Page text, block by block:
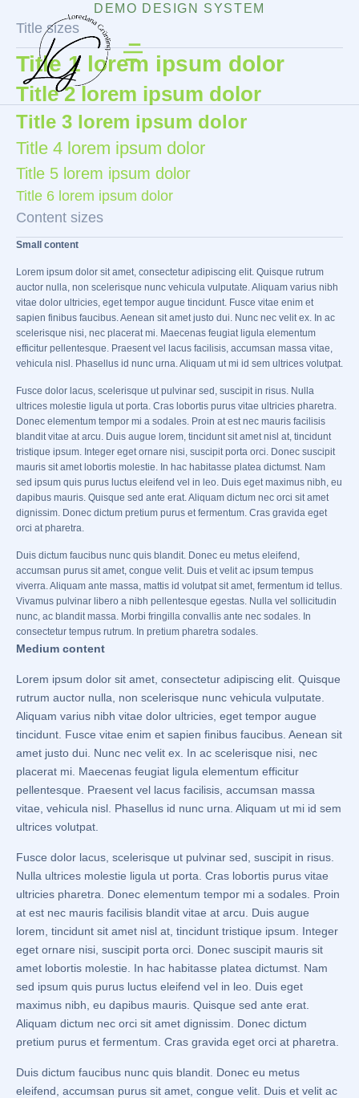
DEMO DESIGN SYSTEM
Title sizes
Title 1 lorem ipsum dolor
Title 2 lorem ipsum dolor
Title 3 lorem ipsum dolor
Title 4 lorem ipsum dolor
Title 5 lorem ipsum dolor
Title 6 lorem ipsum dolor
Content sizes
Small content
Lorem ipsum dolor sit amet, consectetur adipiscing elit. Quisque rutrum
auctor nulla, non scelerisque nunc vehicula vulputate. Aliquam varius nibh
vitae dolor ultricies, eget tempor augue tincidunt. Fusce vitae enim et
sapien finibus faucibus. Aenean sit amet justo dui. Nunc nec velit ex. In ac
scelerisque nisi, nec placerat mi. Maecenas feugiat ligula elementum
efficitur pellentesque. Praesent vel lacus facilisis, accumsan massa vitae,
vehicula nisl. Phasellus id nunc urna. Aliquam ut mi id sem ultrices volutpat.
Fusce dolor lacus, scelerisque ut pulvinar sed, suscipit in risus. Nulla
ultrices molestie ligula ut porta. Cras lobortis purus vitae ultricies pharetra.
Donec elementum tempor mi a sodales. Proin at est nec mauris facilisis
blandit vitae at arcu. Duis augue lorem, tincidunt sit amet nisl at, tincidunt
tristique ipsum. Integer eget ornare nisi, suscipit porta orci. Donec suscipit
mauris sit amet lobortis molestie. In hac habitasse platea dictumst. Nam
sed ipsum quis purus luctus eleifend vel in leo. Duis eget maximus nibh, eu
dapibus mauris. Quisque sed ante erat. Aliquam dictum nec orci sit amet
dignissim. Donec dictum pretium purus et fermentum. Cras gravida eget
orci at pharetra.
Duis dictum faucibus nunc quis blandit. Donec eu metus eleifend,
accumsan purus sit amet, congue velit. Duis et velit ac ipsum tempus
viverra. Aliquam ante massa, mattis id volutpat sit amet, fermentum id tellus.
Vivamus pulvinar libero a nibh pellentesque egestas. Nulla vel sollicitudin
nunc, ac blandit massa. Morbi fringilla convallis ante nec sodales. In
consectetur tempus rutrum. In pretium pharetra sodales.
Medium content
Lorem ipsum dolor sit amet, consectetur adipiscing elit. Quisque
rutrum auctor nulla, non scelerisque nunc vehicula vulputate.
Aliquam varius nibh vitae dolor ultricies, eget tempor augue
tincidunt. Fusce vitae enim et sapien finibus faucibus. Aenean sit
amet justo dui. Nunc nec velit ex. In ac scelerisque nisi, nec
placerat mi. Maecenas feugiat ligula elementum efficitur
pellentesque. Praesent vel lacus facilisis, accumsan massa
vitae, vehicula nisl. Phasellus id nunc urna. Aliquam ut mi id sem
ultrices volutpat.
Fusce dolor lacus, scelerisque ut pulvinar sed, suscipit in risus.
Nulla ultrices molestie ligula ut porta. Cras lobortis purus vitae
ultricies pharetra. Donec elementum tempor mi a sodales. Proin
at est nec mauris facilisis blandit vitae at arcu. Duis augue
lorem, tincidunt sit amet nisl at, tincidunt tristique ipsum. Integer
eget ornare nisi, suscipit porta orci. Donec suscipit mauris sit
amet lobortis molestie. In hac habitasse platea dictumst. Nam
sed ipsum quis purus luctus eleifend vel in leo. Duis eget
maximus nibh, eu dapibus mauris. Quisque sed ante erat.
Aliquam dictum nec orci sit amet dignissim. Donec dictum
pretium purus et fermentum. Cras gravida eget orci at pharetra.
Duis dictum faucibus nunc quis blandit. Donec eu metus
eleifend, accumsan purus sit amet, congue velit. Duis et velit ac